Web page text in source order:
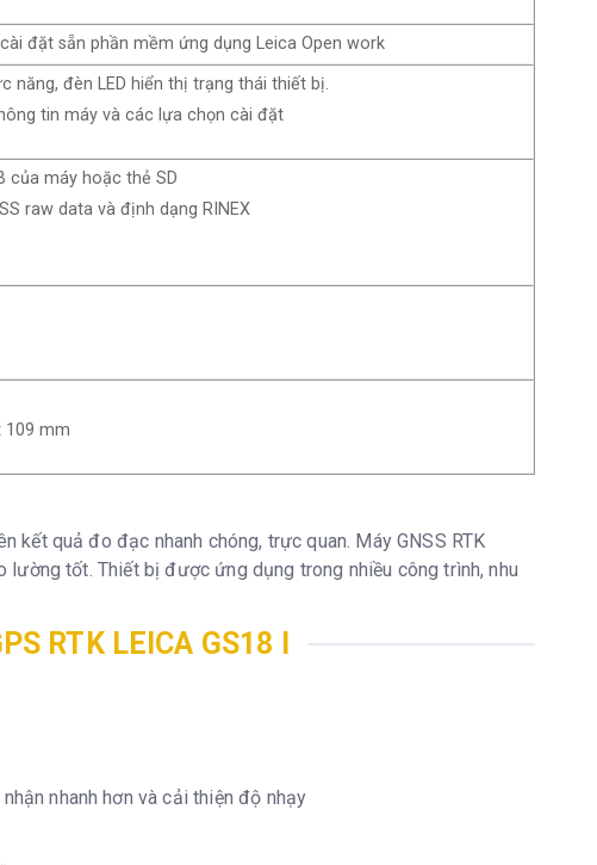
đặt sẵn phần mềm ứng dụng Leica Open work
năng, đèn LED hiển thị trạng thái thiết bị.
tin máy và các lựa chọn cài đặt
của máy hoặc thẻ SD
raw data và định dạng RINEX
109 mm
kết quả đo đạc nhanh chóng, trực quan. Máy GNSS RTK
lường tốt. Thiết bị được ứng dụng trong nhiều công trình, nhu
RTK LEICA GS18 I
nhanh hơn và cải thiện độ nhạy